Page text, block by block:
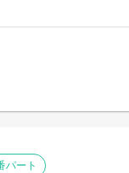
トの開発など必要な
いただける方お待ちし
パート